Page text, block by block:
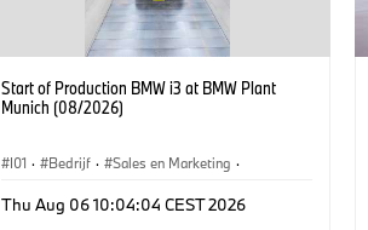
Start of Production BMW i3 at BMW Plant
Munich (08/2026)
I01 · Bedrijf · Sales en Marketing ·
Thu Aug 06 10:04:04 CEST 2026